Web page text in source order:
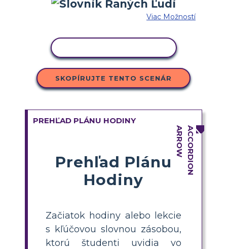
Viac Možností
SKOPÍRUJTE TENTO SCENÁR
PREHĽAD PLÁNU HODINY
Prehľad Plánu
Hodiny
Začiatok hodiny alebo lekcie
s kľúčovou slovnou zásobou,
ktorú študenti uvidia vo